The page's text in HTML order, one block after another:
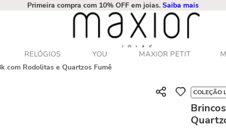
Primeira compra com 10% OFF em joias. Saiba mais
RELÓGIOS YOU MAXIOR PETIT
com Rodolitas e Quartzos Fumê
COLEÇÃO